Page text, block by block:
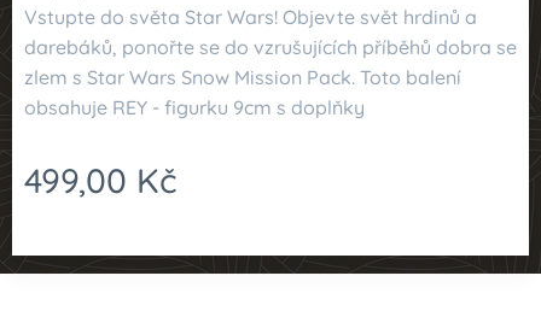
Vstupte do světa Star Wars! Objevte svět hrdinů a
darebáků, ponořte se do vzrušujících příběhů dobra se
zlem s Star Wars Snow Mission Pack. Toto balení
obsahuje REY - figurku 9cm s doplňky
499,00 Kč